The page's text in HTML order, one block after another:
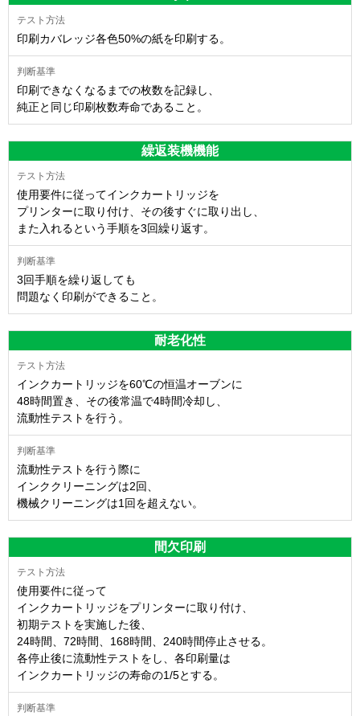
印刷カバレッジ各色50%の紙を印刷する。
印刷できなくなるまでの枚数を記録し、
純正と同じ印刷枚数寿命であること。
繰返装機機能
使用要件に従ってインクカートリッジを
プリンターに取り付け、その後すぐに取り出し、
また入れるという手順を3回繰り返す。
3回手順を繰り返しても
問題なく印刷ができること。
耐老化性
インクカートリッジを60℃の恒温オーブンに
48時間置き、その後常温で4時間冷却し、
流動性テストを行う。
流動性テストを行う際に
インククリーニングは2回、
機械クリーニングは1回を超えない。
間欠印刷
使用要件に従って
インクカートリッジをプリンターに取り付け、
初期テストを実施した後、
24時間、72時間、168時間、240時間停止させる。
各停止後に流動性テストをし、各印刷量は
インクカートリッジの寿命の1/5とする。